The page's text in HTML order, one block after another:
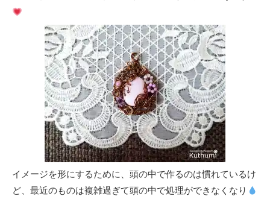
イメージを形にするために、頭の中で作るのは慣れているけ
ど、最近のものは複雑過ぎて頭の中で処理ができなくなり